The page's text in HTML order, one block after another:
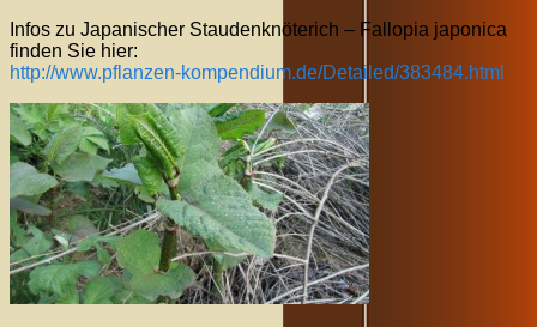
Infos zu Japanischer Staudenknöterich – Fallopia japonica
finden Sie hier:
http://www.pflanzen-kompendium.de/Detailed/383484.html